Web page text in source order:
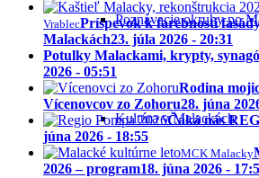
Poznávacie okruhy po
Kultúra v Malackách
VrablecPríspevok k farebnosti
Malackách23. júla 2026 - 20:31
Potulky Malackami, krypty,
2026 - 05:51
Rodina
Vícenovcov zo Zohoru28. júna
Čaká nás
júna 2026 - 18:55
MCK Malacky
2026 – program18. júna 2026 -